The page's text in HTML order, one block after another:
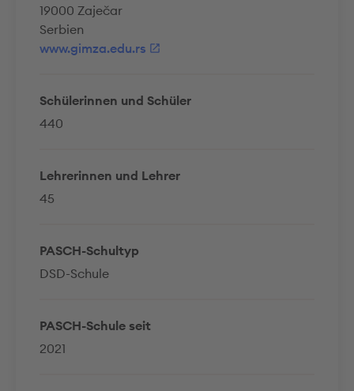
19000 Zaječar
Serbien
www.gimza.edu.rs
Schülerinnen und Schüler
440
Lehrerinnen und Lehrer
45
PASCH-Schultyp
DSD-Schule
PASCH-Schule seit
2021